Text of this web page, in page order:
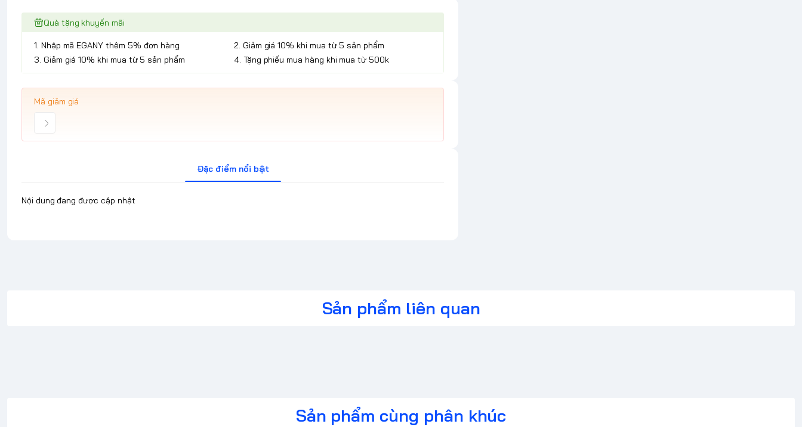
Quà tặng khuyến mãi
1. Nhập mã EGANY thêm 5% đơn hàng
2. Giảm giá 10% khi mua từ 5 sản phẩm
3. Giảm giá 10% khi mua từ 5 sản phẩm
4. Tặng phiếu mua hàng khi mua từ 500k
Mã giảm giá
Đặc điểm nổi bật
Nội dung đang được cập nhật
Sản phẩm liên quan
Sản phẩm cùng phân khúc